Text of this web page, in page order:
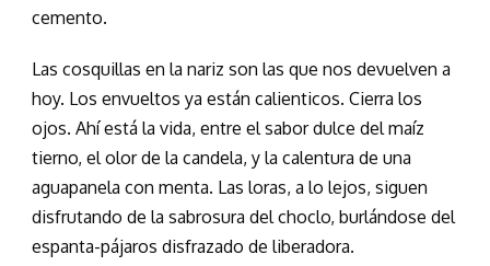
cemento.
Las cosquillas en la nariz son las que nos devuelven a
hoy. Los envueltos ya están calienticos. Cierra los
ojos. Ahí está la vida, entre el sabor dulce del maíz
tierno, el olor de la candela, y la calentura de una
aguapanela con menta. Las loras, a lo lejos, siguen
disfrutando de la sabrosura del choclo, burlándose del
espanta-pájaros disfrazado de liberadora.